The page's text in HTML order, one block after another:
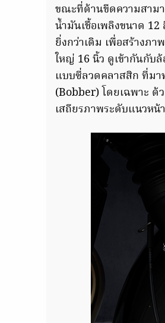
ขณะที่ด้านขีดความสาม
น้ำมันเชื้อเพลิงขนาด
ยิ่งกว่าเดิม เพื่อสร้างภ
ใหญ่ 16 นิ้ว ดูเข้ากันกับ
แบบซี่ลวดคลาสสิก ที่มา
(Bobber) โดยเฉพาะ ด้
เสถียรภาพระดับแนวหน้า